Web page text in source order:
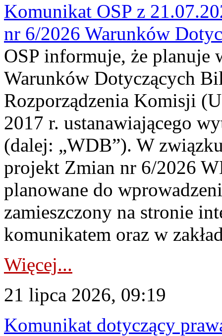
Komunikat OSP z
nr 6/2026 Warunków
OSP informuje, że planuje
Warunków Dotyczących
Rozporządzenia Komisji
2017 r. ustanawiającego
(dalej: „WDB”). W
projekt Zmian nr 6/2026
planowane do
zamieszczony na stronie
komunikatem oraz w
Więcej...
21 lipca 2026, 09:19
Komunikat dotyczący